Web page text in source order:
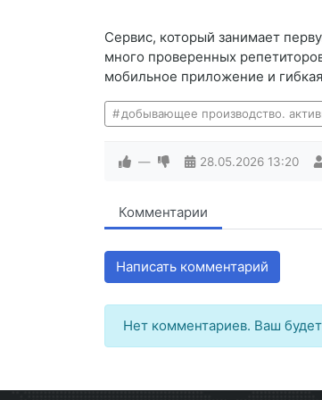
Сервис, который занимает
много проверенных
мобильное приложение и
добывающее производство.
— 28.05.2026 13:20
Комментарии
Написать комментарий
Нет комментариев. Ваш